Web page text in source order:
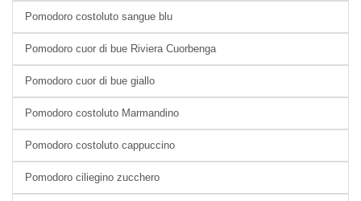
Pomodoro costoluto sangue blu
Pomodoro cuor di bue Riviera Cuorbenga
Pomodoro cuor di bue giallo
Pomodoro costoluto Marmandino
Pomodoro costoluto cappuccino
Pomodoro ciliegino zucchero